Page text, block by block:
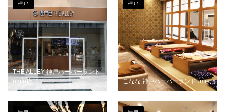
THE ALLEY 神戸ハーバーランド
umie店
神戸
こなな 神戸ハーバーランドumie店
神戸